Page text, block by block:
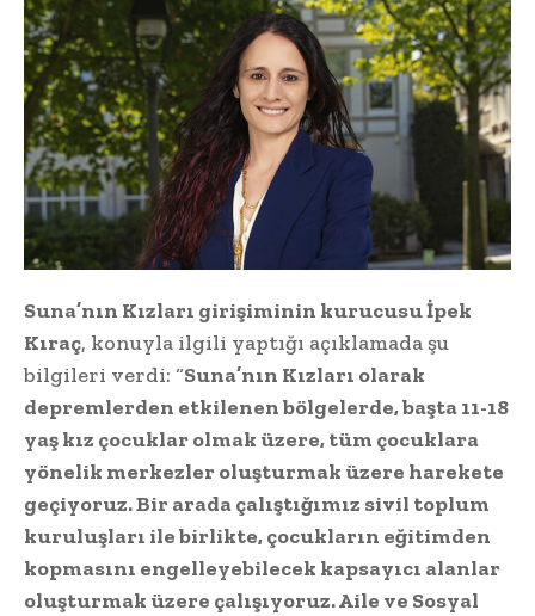
Suna’nın Kızları girişiminin kurucusu İpek
Kıraç, konuyla ilgili yaptığı açıklamada şu
bilgileri verdi: “Suna’nın Kızları olarak
depremlerden etkilenen bölgelerde, başta 11-18
yaş kız çocuklar olmak üzere, tüm çocuklara
yönelik merkezler oluşturmak üzere harekete
geçiyoruz. Bir arada çalıştığımız sivil toplum
kuruluşları ile birlikte, çocukların eğitimden
kopmasını engelleyebilecek kapsayıcı alanlar
oluşturmak üzere çalışıyoruz. Aile ve Sosyal